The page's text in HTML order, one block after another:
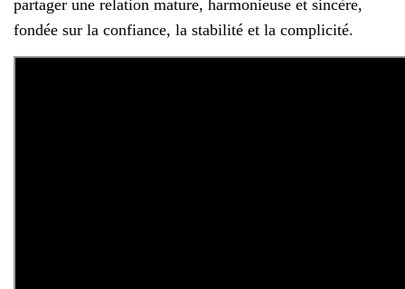
partager une relation mature, harmonieuse et sincère,
fondée sur la confiance, la stabilité et la complicité.